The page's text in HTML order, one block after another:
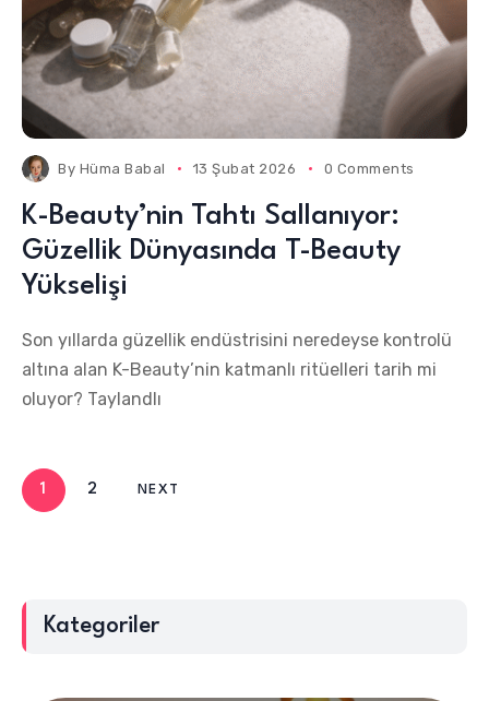
By Hüma Babal 13 Şubat 2026 0 Comments
K-Beauty’nin Tahtı Sallanıyor:
Güzellik Dünyasında T-Beauty
Yükselişi
Son yıllarda güzellik endüstrisini neredeyse kontrolü
altına alan K-Beauty’nin katmanlı ritüelleri tarih mi
oluyor? Taylandlı
1 2 NEXT
Kategoriler